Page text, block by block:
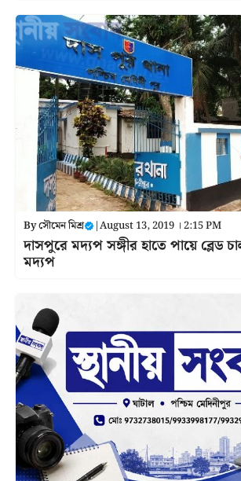
Byসৌমেন মিশ্র |August 13, 2019 । 2:15 PM
দাসপুরে মদ্যপ সঙ্গীর হাতে পায়ে ব্লেড
মদ্যপ